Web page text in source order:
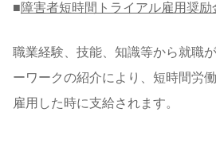
■障害者短時間トライアル雇用奨励
職業経験、技能、知識等から就職
ーワークの紹介により、短時間労
雇用した時に支給されます。